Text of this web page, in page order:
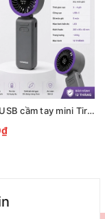
Quạt sạc USB cầm tay mini Tiross TS3422